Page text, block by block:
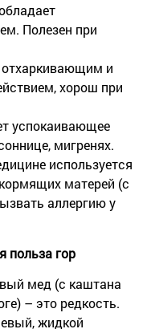
Полезен при
и
хорош при
успокаивающее
мигренях.
используется
матерей (с
аллергию у
польза гор
мед (с каштана
– это редкость.
жидкой